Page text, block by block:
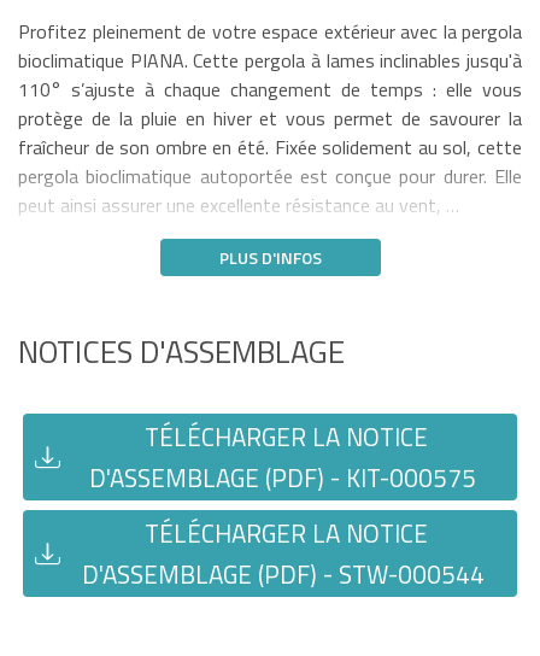
Profitez pleinement de votre espace extérieur avec la pergola
bioclimatique PIANA. Cette pergola à lames inclinables jusqu'à
110° s’ajuste à chaque changement de temps : elle vous
protège de la pluie en hiver et vous permet de savourer la
fraîcheur de son ombre en été. Fixée solidement au sol, cette
pergola bioclimatique autoportée est conçue pour durer. Elle
peut ainsi assurer une excellente résistance au vent, …
PLUS D'INFOS
NOTICES D'ASSEMBLAGE
TÉLÉCHARGER LA NOTICE
D'ASSEMBLAGE (PDF) - KIT-000575
TÉLÉCHARGER LA NOTICE
D'ASSEMBLAGE (PDF) - STW-000544